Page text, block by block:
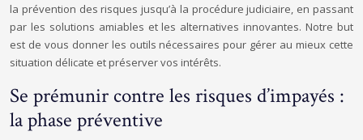
la prévention des risques jusqu’à la procédure judiciaire, en passant
par les solutions amiables et les alternatives innovantes. Notre but
est de vous donner les outils nécessaires pour gérer au mieux cette
situation délicate et préserver vos intérêts.
Se prémunir contre les risques d’impayés :
la phase préventive